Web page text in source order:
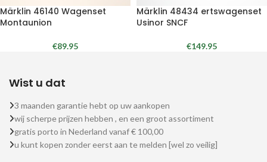
Märklin 46140 Wagenset
Montaunion
€89.95
Märklin 48434 ertswagenset
Usinor SNCF
€149.95
Wist u dat
3 maanden garantie hebt op uw aankopen
wij scherpe prijzen hebben , en een groot assortiment
gratis porto in Nederland vanaf € 100,00
u kunt kopen zonder eerst aan te melden [wel zo veilig]